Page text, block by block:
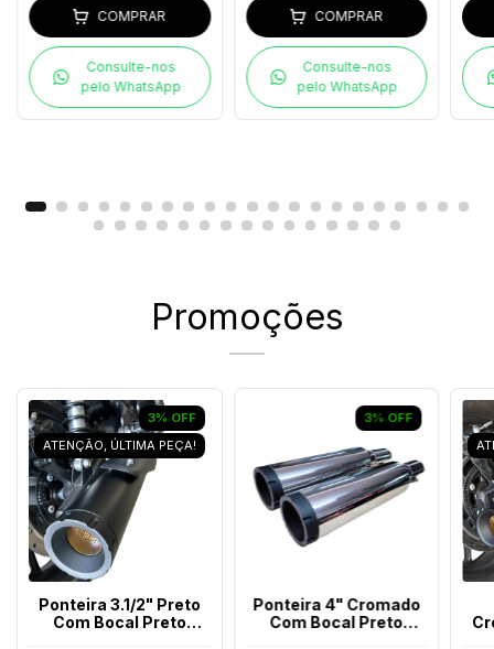
COMPRAR
Consulte-nos
pelo WhatsApp
COMPRAR
Consulte-nos
pelo WhatsApp
Promoções
3% OFF
ATENÇÃO, ÚLTIMA PEÇA!
Ponteira 3.1/2" Preto
Com Bocal Preto
3% OFF
Ponteira 4" Cromado
Com Bocal Preto